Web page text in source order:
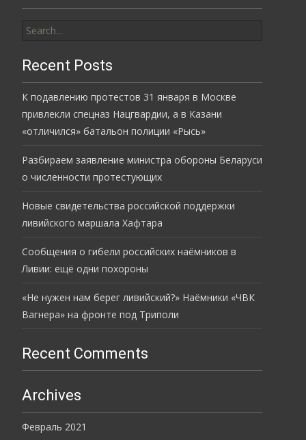
for:
Recent Posts
К подавлению протестов 31 января в Москве
привлекли спецназ Нацгвардии, а в Казани
«отличился» батальон полиции «Рысь»
Разбираем заявление министра обороны Беларуси
о численности протестующих
Новые свидетельства российской поддержки
ливийского маршала Хафтара
Сообщения о гибели российских наёмников в
Ливии: ещё одни похороны
«Не нужен нам берег ливийский?» Наёмники «ЧВК
Вагнера» на фронте под Триполи
Recent Comments
Archives
Февраль 2021